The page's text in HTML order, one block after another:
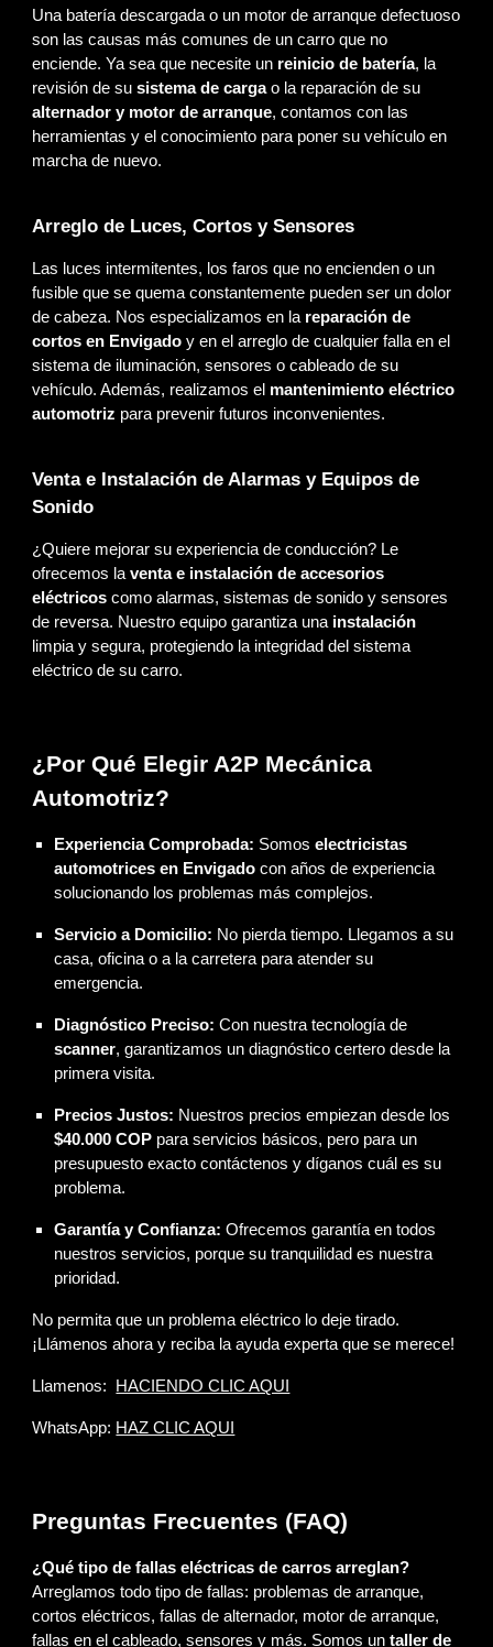
Una batería descargada o un motor de arranque defectuoso
son las causas más comunes de un carro que no
enciende. Ya sea que necesite un reinicio de batería, la
revisión de susistema de cargao la reparación de su
alternador y motor de arranque, contamos con las
herramientas y el conocimiento para poner su vehículo en
marcha de nuevo.
Arreglo de Luces, Cortos y Sensores
Las luces intermitentes, los faros que no encienden o un
fusible que se quema constantemente pueden ser un dolor
de cabeza. Nos especializamos en la reparación de
cortos en Envigado y en el arreglo de cualquier falla en el
sistema de iluminación, sensores o cableado de su
vehículo. Además, realizamos el mantenimiento eléctrico
automotriz para prevenir futuros inconvenientes.
Venta e Instalación de Alarmas y Equipos de
Sonido
¿Quiere mejorar su experiencia de conducción? Le
ofrecemos laventa e instalación de accesorios
eléctricos como alarmas, sistemas de sonido y sensores
de reversa. Nuestro equipo garantiza una instalación
limpia y segura, protegiendo la integridad del sistema
eléctrico de su carro.
¿Por Qué Elegir A2P Mecánica
Automotriz?
Experiencia Comprobada: Somoselectricistas
automotrices en Envigado con años de experiencia
solucionando los problemas más complejos.
Servicio a Domicilio: No pierda tiempo. Llegamos a su
casa, oficina o a la carretera para atender su
emergencia.
Diagnóstico Preciso: Con nuestra tecnología de
scanner, garantizamos un diagnóstico certero desde la
primera visita.
Precios Justos: Nuestros precios empiezan desde los
$40.000 COP para servicios básicos, pero para un
presupuesto exacto contáctenos y díganos cuál es su
problema.
Garantía y Confianza: Ofrecemos garantía en todos
nuestros servicios, porque su tranquilidad es nuestra
prioridad.
No permita que un problema eléctrico lo deje tirado.
¡Llámenos ahora y reciba la ayuda experta que se merece!
Llamenos: HACIENDO CLIC AQUI
WhatsApp: HAZ CLIC AQUI
Preguntas Frecuentes (FAQ)
¿Qué tipo de fallas eléctricas de carros arreglan?
Arreglamos todo tipo de fallas: problemas de arranque,
cortos eléctricos, fallas de alternador, motor de arranque,
fallas en el cableado, sensores y más. Somos untaller de